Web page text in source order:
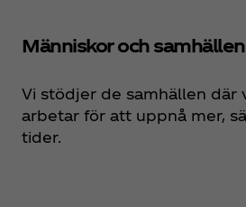
Människor och samhällen
Vi stödjer de samhällen där
arbetar för att uppnå mer,
tider.